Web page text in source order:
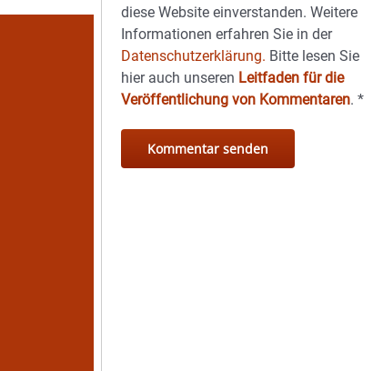
diese Website einverstanden. Weitere
Informationen erfahren Sie in der
Datenschutzerklärung. Bitte lesen Sie
hier auch unseren Leitfaden für die
Veröffentlichung von Kommentaren.*